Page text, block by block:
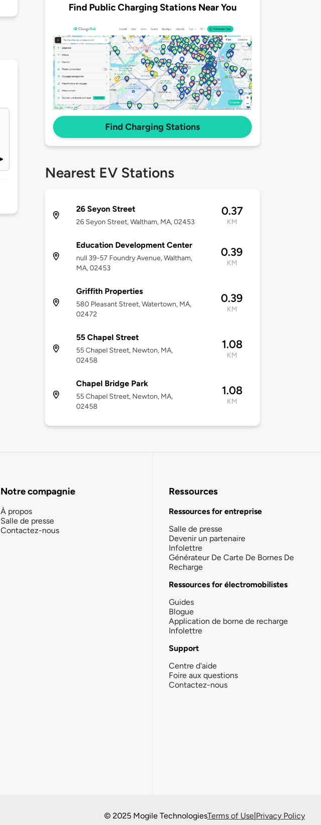
Find Public Charging Stations Near You
Find Charging Stations
Nearest EV Stations
26 Seyon Street
26 Seyon Street, Waltham, MA, 02453
0.37
KM
Education Development Center
null 39-57 Foundry Avenue, Waltham,
MA, 02453
0.39
KM
Griffith Properties
580 Pleasant Street, Watertown, MA,
02472
0.39
KM
55 Chapel Street
55 Chapel Street, Newton, MA,
02458
1.08
KM
Chapel Bridge Park
55 Chapel Street, Newton, MA,
02458
1.08
KM
Notre compagnie
À propos
Salle de presse
Contactez-nous
Ressources
Ressources for entreprise
Salle de presse
Devenir un partenaire
Infolettre
Générateur De Carte De Bornes De
Recharge
Ressources for électromobilistes
Guides
Blogue
Application de borne de recharge
Infolettre
Support
Centre d'aide
Foire aux questions
Contactez-nous
© 2025 Mogile TechnologiesTerms of Use|Privacy Policy